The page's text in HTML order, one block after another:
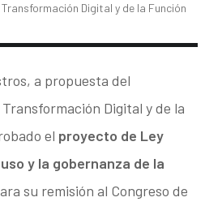
Digital y de la Función
a propuesta del
Digital y de la
el proyecto de Ley
y la gobernanza de la
su remisión al Congreso de